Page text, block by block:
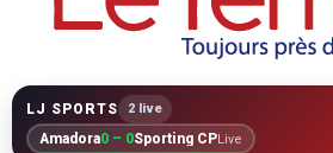
LJ SPORTS 2 live
Amadora0 – 0Sporting CPLive